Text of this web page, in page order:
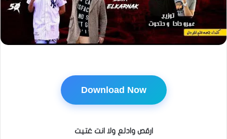
Download Now
ارقص وادلع ولا انت غتيت